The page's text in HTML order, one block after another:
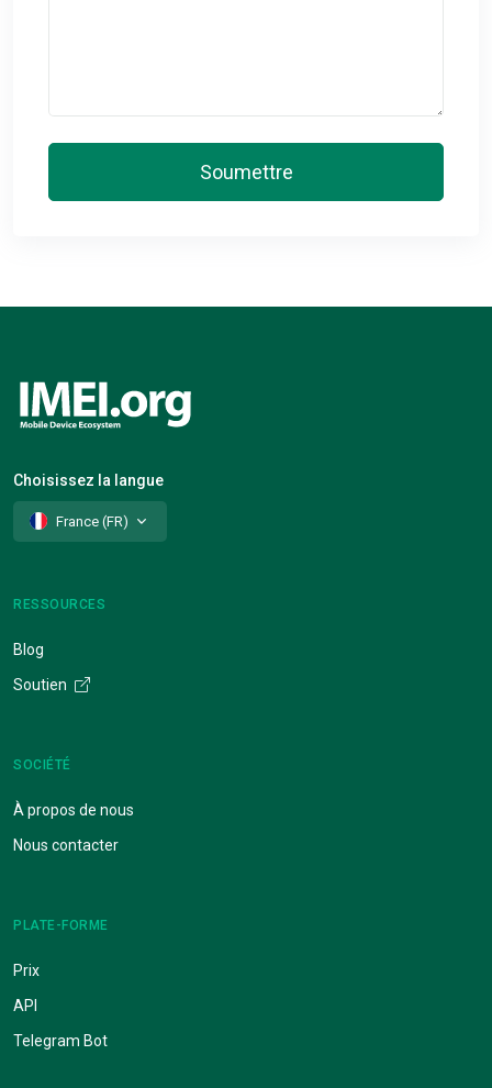
Soumettre
Choisissez la langue
France (FR)
RESSOURCES
Blog
Soutien
SOCIÉTÉ
À propos de nous
Nous contacter
PLATE-FORME
Prix
API
Telegram Bot